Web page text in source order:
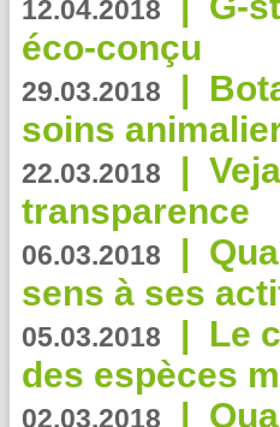
12.04.2018
éco-conçu
29.03.2018 |
soins
22.03.2018 |
transparence
06.03.2018 |
sens à ses
05.03.2018 | Le
des espèces
02.03.2018 |